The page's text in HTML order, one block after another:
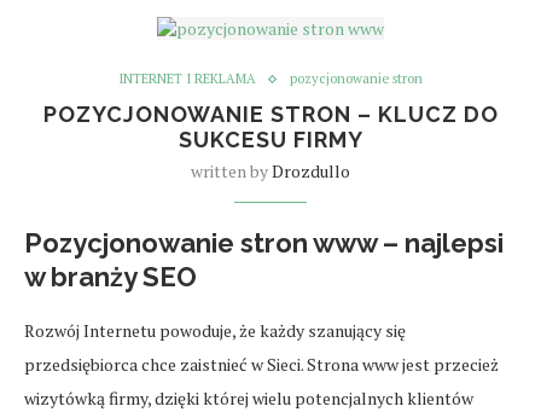
INTERNET I REKLAMA pozycjonowanie stron
POZYCJONOWANIE STRON – KLUCZ DO
SUKCESU FIRMY
written byDrozdullo
Pozycjonowanie stron www – najlepsi
w branży SEO
Rozwój Internetu powoduje, że każdy szanujący się
przedsiębiorca chce zaistnieć w Sieci. Strona www jest przecież
wizytówką firmy, dzięki której wielu potencjalnych klientów